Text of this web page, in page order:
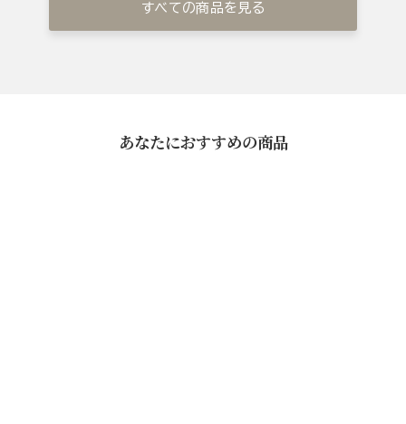
すべての商品を見る
あなたにおすすめの商品